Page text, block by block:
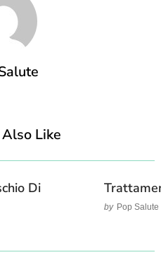
Like
Di
by Pop Salute